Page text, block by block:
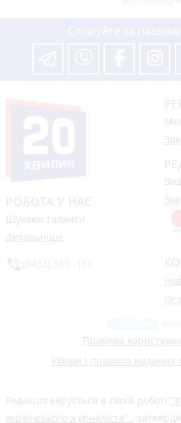
РОБОТА У НАС
Шукаєм таланти
Детальніше
Правила
Умови і правила надання
Редакція керується в своїй роботі
українського журналіста" ,